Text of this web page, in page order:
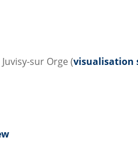
sur Orge (visualisation